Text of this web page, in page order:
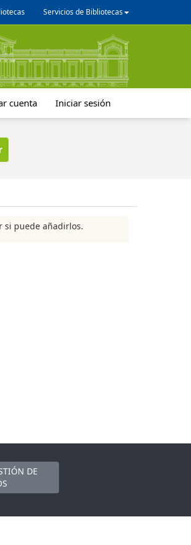
Servicios de Bibliotecas
cuenta Iniciar sesión
si puede añadirlos.
DE